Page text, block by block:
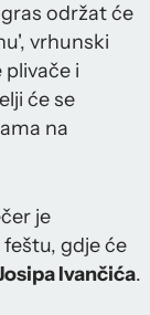
održat će
vrhunski
i
će se
na
je
gdje će
Ivančića.